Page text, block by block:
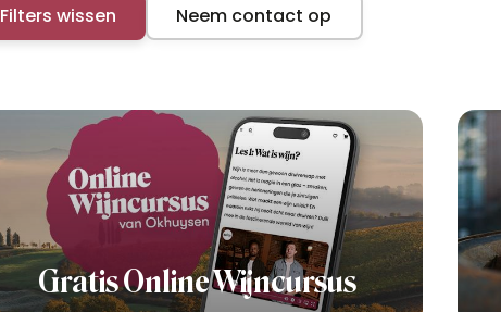
Filters wissen Neem contact op
Gratis Online Wijncursus